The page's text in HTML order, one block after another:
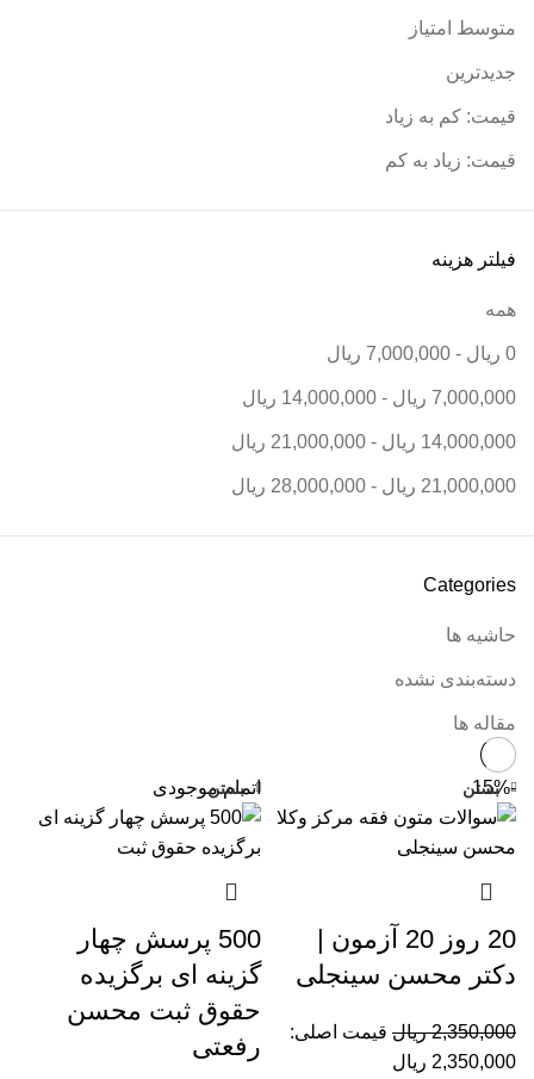
متوسط امتیاز
جدیدترین
قیمت: کم به زیاد
قیمت: زیاد به کم
فیلتر هزینه
همه
0 ریال -
7,000,000 ریال
7,000,000 ریال -
14,000,000 ریال
14,000,000 ریال -
21,000,000 ریال
21,000,000 ریال -
28,000,000 ریال
Categories
حاشیه ها
دسته‌بندی نشده
مقاله ها
-15% بستن
20 روز 20 آزمون |
دکتر محسن سینجلی
2,350,000 ریال قیمت اصلی:
2,350,000 ریال
اتمام موجودی
بستن
500 پرسش چهار
گزینه ای برگزیده
حقوق ثبت محسن
رفعتی